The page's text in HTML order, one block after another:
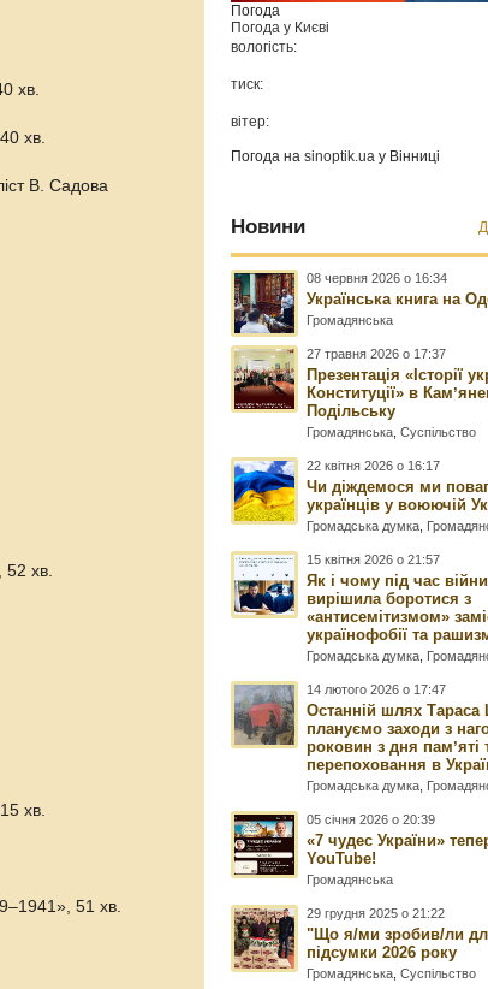
хв.
хв.
В. Садова
хв.
хв.
51 хв.
Погода
Погода у Києві
вологість:
тиск:
вітер:
Погода наsinoptik.ua у Вінниці
Новини
08 червня 2026 о 16:34
Українська книга на
Громадянська
27 травня 2026 о 17:37
Презентація «Історії
Конституції» в
Подільську
Громадянська ,Суспільство
22 квітня 2026 о 16:17
Чи діждемося ми
українців у воюючій
Громадська думка
15 квітня 2026 о 21:57
Як і чому під час
вирішила боротися з
«антисемітизмом»
українофобії та
Громадська думка
14 лютого 2026 о 17:47
Останній шлях Тараса
плануємо заходи з
роковин з дня памʼяті
перепоховання в
Громадська думка
05 січня 2026 о 20:39
«7 чудес України»
YouTube!
Громадянська
29 грудня 2025 о 21:22
"Що я/ми зробив/ли
підсумки 2026 року
Громадянська ,Суспільство